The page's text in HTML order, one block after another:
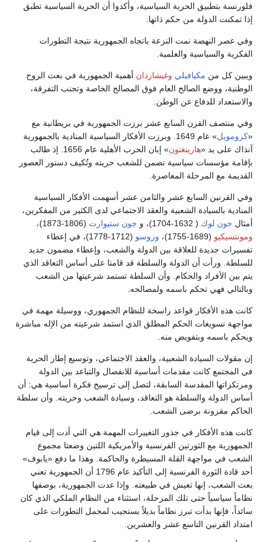
فلورنسة بتطبيق الحرية السياسية، وأكدوا أن الحرية السياسية تطبق
إذا تمكنت الدولة من حكم ذاتها.
وفي عصر النهضة نمت النزعة باتجاه الجمهورية نتيجة التطورات
الفكرية والسياسية والعلمية.
ويبين كل من مكيافيلي وغيشاردان أهمية الجمهورية في بعث الروح
الوطنية، ووضع الصالح العام فوق المصالح الخاصة وتجنب التفرقة،
والاستعداد للدفاع عن الوطن.
وفي منتصف القرن السابع عشر برزت الجمهورية في بريطانية مع
«كرومويل
» عام 1649. وبرزت الأفكار السياسية المنادية بالجمهورية
آنذاك على يد «هارينغتون
» إبان الحرب الأهلية عام 1656. إذ طالب
بإقامة مؤسسات سياسية تضمن للشعب حريته وتُكيف دستور العصور
القديمة مع المرحلة المعاصرة.
وفي القرنين السابع عشر والثامن عشر أسهمت الأفكار السياسية
المنادية بالسيادة الشعبية والعقد الاجتماعي لدى الكثير من المفكرين،
أمثال جون لوك ( 1632-1704)، و جون ستيوارت (1806-1873)،
ومونتسيكيو (1689-1755)، وروسو
(1712-1778)، في إعطاء
تفسيرات جديدة للعلاقة بين الدولة والشعب، وإعطاء مضمون جديد
للسلطة. ورأت أن الدولة والسلطة قد قامتا على أساس التعاقد الذي
يتم بين الأفراد والحكام. وأن السلطة تستمد شرعيتها من الشعب
وبالتالي فهي تحكم باسمه ولمصالحه.
كانت هذه الأفكار قواعد راسخة للنظام الجمهوري، ووسيلة مهمة في
مواجهة تسويغات الحكم المطلق الذي استمد شرعيته من الإله مباشرة
ويحكم باسمه وبتفويض منه.
إن مقولات السيادة الشعبية، والعقد الاجتماعي، وتوسيع إطار الحرية
في المجتمع كانت مقدمات أساسية للانفصال والتباعد بين الدولة
ومرتكزاتها المقدسة السابقة، لتصل إلى ترسيخ فكرة أساسية هي: أن
أساس الدولة والسلطة هو التعاقد، وسيادة الشعب وحريته. وأن سلطة
الحاكم مقرونة برضى الشعب.
كانت هذه الأفكار في جذور التغييرات المهمة هي التي أدت إلى قيام
الجمهورية مع الثورتين الفرنسية والأمريكية اللتين وضعتا مجموع
الشعب في مواجهة القلة المسيطرة والحاكمة. وهذا ما دفع «يابوف»
أحد قادة الثورة الفرنسية إلى التأكيد عام 1796 أن الجمهورية تعني
بعث الشعب، إنها تعيش في طبيعته. وإذا عدت الجمهورية، بوصفها
نظاماً سياسياً حتى تلك المرحلة، استثناء من النظام الملكي الذي كان
سائداً، فإنها بدأت تبرز نظاماً بديلاً يستجيب لمجمل التطورات على
امتداد القرنين التاسع عشر والعشرين.